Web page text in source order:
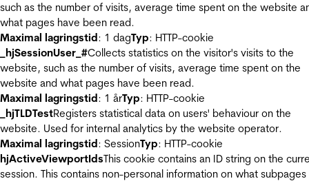
such as the number of visits, average time spent on the website
what pages have been read.
Maximal lagringstid: 1 dagTyp: HTTP-cookie
_hjSessionUser_#Collects statistics on the visitor's visits to the
website, such as the number of visits, average time spent on the
website and what pages have been read.
Maximal lagringstid: 1 årTyp: HTTP-cookie
_hjTLDTestRegisters statistical data on users' behaviour on the
website. Used for internal analytics by the website operator.
Maximal lagringstid: SessionTyp: HTTP-cookie
hjActiveViewportIdsThis cookie contains an ID string on the
session. This contains non-personal information on what